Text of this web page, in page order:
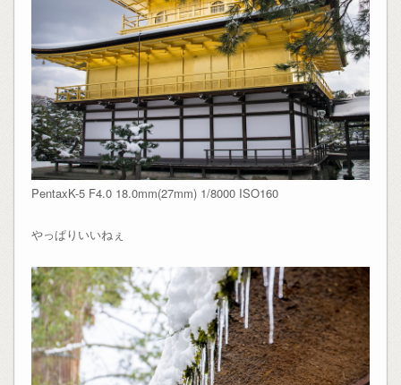
PentaxK-5 F4.0 18.0mm(27mm) 1/8000 ISO160
やっぱりいいねぇ